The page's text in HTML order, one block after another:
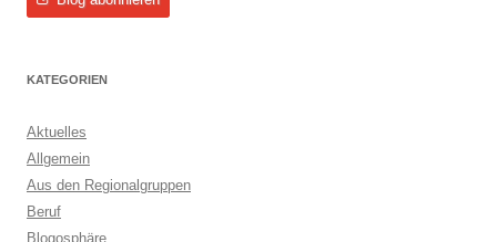
KATEGORIEN
Aktuelles
Allgemein
Aus den Regionalgruppen
Beruf
Blogosphäre